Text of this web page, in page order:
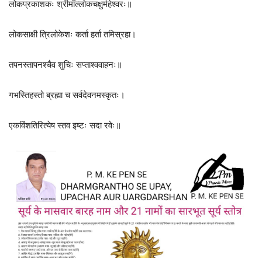
लोकप्रकाशकः श्रीमाँल्लोकचक्षुर्महेश्वरः॥
लोकसाक्षी त्रिलोकेशः कर्ता हर्ता तमिस्रहा।
तपनस्तापनश्चैव शुचिः सप्ताश्ववाहनः॥
गभस्तिहस्तो ब्रह्मा च सर्वदेवनमस्कृतः।
एकविंशतिरित्येष स्तव इष्टः सदा रवेः॥